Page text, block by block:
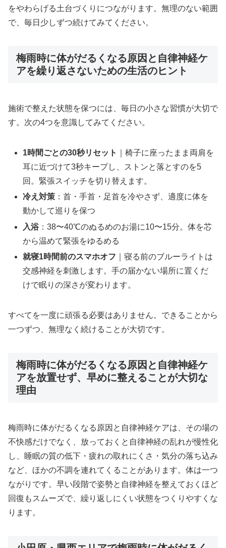
をやわらげる土台づくりにつながります。無理のない範囲
で、毎日少しずつ続けてみてください。
梅雨時に体がだるくなる原因と自律神経ケ
アを繰り返さないための生活のヒント
施術で整えた状態を保つには、毎日の小さな習慣が大切で
す。次の4つを意識してみてください。
1時間ごとの30秒リセット
｜椅子に座ったまま両肩を
耳に近づけて3秒キープし、ストンと落とすのを5
回。緊張スイッチを切り替えます。
冷え対策 ：首・手首・足首を冷やさず、適度に体を
動かして巡りを保つ
入浴 ：38〜40℃のぬるめのお湯に10〜15分。体を芯
から温めて緊張をゆるめる
就寝1時間前のスマホオフ ｜寝る前のブルーライトは
交感神経を刺激します。手の届かない場所に置くだ
けで眠りの深さが変わります。
すべてを一度に頑張る必要はありません。できることから
一つずつ、無理なく続けることが大切です。
梅雨時に体がだるくなる原因と自律神経ケ
アを放置せず、早めに整えることが大切な
理由
梅雨時に体がだるくなる原因と自律神経ケアは、その場の
不快感だけでなく、放っておくと自律神経の乱れが慢性化
し、睡眠の質の低下・疲れの取れにくさ・気分の落ち込み
など、ほかの不調を連れてくることがあります。体は一つ
ながりです。早い段階で姿勢と自律神経を整えておくほど
回復もスムーズで、繰り返しにくい状態をつくりやすくな
ります。